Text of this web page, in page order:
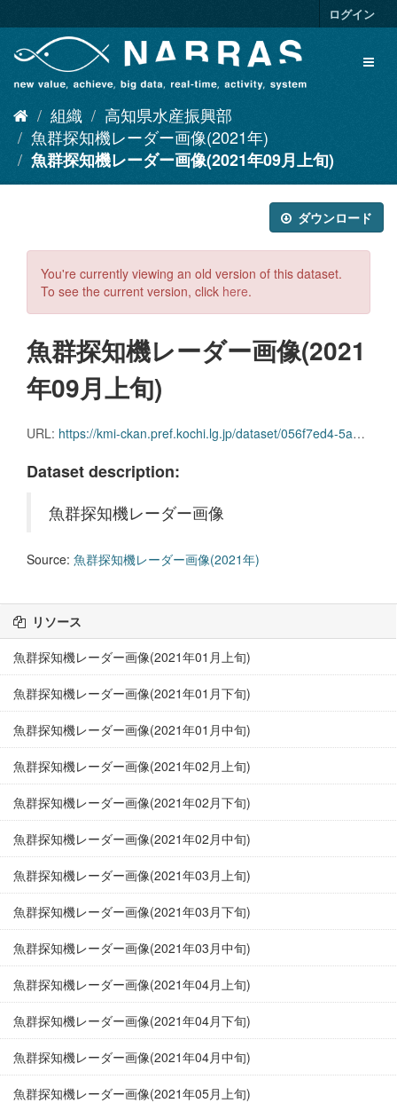
キ
ログイン
組織
高知県水産振興部
魚群探知機レーダー画像(2021年)
魚群探知機レーダー画像(2021年09月上旬)
ダウンロード
You're currently viewing an old version of this dataset.
To see the current version, click here.
魚群探知機レーダー画像(2021
年09月上旬)
URL: https://kmi-ckan.pref.kochi.lg.jp/dataset/056f7ed4-5a07-486a-8b65-ec28e5eeb0b5/resource/966b1cd7-6586-4815-800f-b027428d2ae1/download/gyoguntanchikireedaagazou2021nen09-joujun.zip
Dataset description:
魚群探知機レーダー画像
Source: 魚群探知機レーダー画像(2021年)
リソース
魚群探知機レーダー画像(2021年01月上旬)
魚群探知機レーダー画像(2021年01月下旬)
魚群探知機レーダー画像(2021年01月中旬)
魚群探知機レーダー画像(2021年02月上旬)
魚群探知機レーダー画像(2021年02月下旬)
魚群探知機レーダー画像(2021年02月中旬)
魚群探知機レーダー画像(2021年03月上旬)
魚群探知機レーダー画像(2021年03月下旬)
魚群探知機レーダー画像(2021年03月中旬)
魚群探知機レーダー画像(2021年04月上旬)
魚群探知機レーダー画像(2021年04月下旬)
魚群探知機レーダー画像(2021年04月中旬)
魚群探知機レーダー画像(2021年05月上旬)